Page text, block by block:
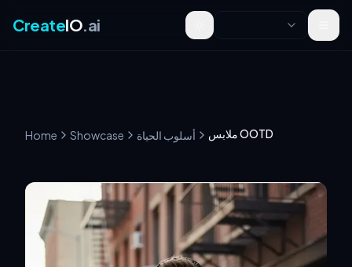
CreateIO.ai Toggle theme
Home Showcase أسلوب الحياة ملابس OOTD